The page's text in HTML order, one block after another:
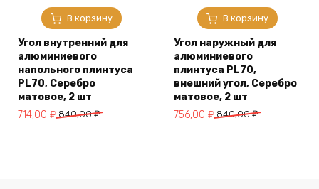
В корзину
Угол внутренний для
алюминиевого
напольного плинтуса
PL70, Серебро
матовое, 2 шт
840,00₽
Первоначальная
714,00 ₽
Текущая
В корзину
Угол наружный для
алюминиевого
плинтуса PL70,
внешний угол, Серебро
матовое, 2 шт
840,00₽
Первоначальная
756,00 ₽
Текущая